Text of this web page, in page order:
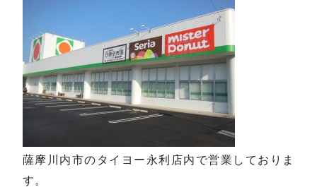
薩摩川内市のタイヨー永利店内で営業しておりま
す。